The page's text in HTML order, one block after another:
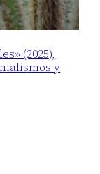
(2025),
y